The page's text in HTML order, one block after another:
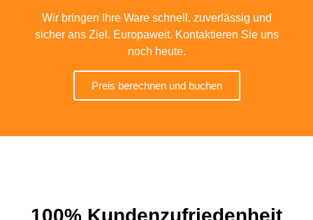
Wir bringen Ihre Ware schnell, zuverlässig und
sicher ans Ziel. Europaweit. Kontaktieren Sie uns
noch heute.
Preis berechnen und buchen
100% Kundenzufriedenheit